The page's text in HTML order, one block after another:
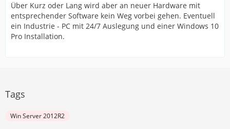
Über Kurz oder Lang wird aber an neuer Hardware mit
entsprechender Software kein Weg vorbei gehen. Eventuell
ein Industrie - PC mit 24/7 Auslegung und einer Windows 10
Pro Installation.
Tags
Win Server 2012R2